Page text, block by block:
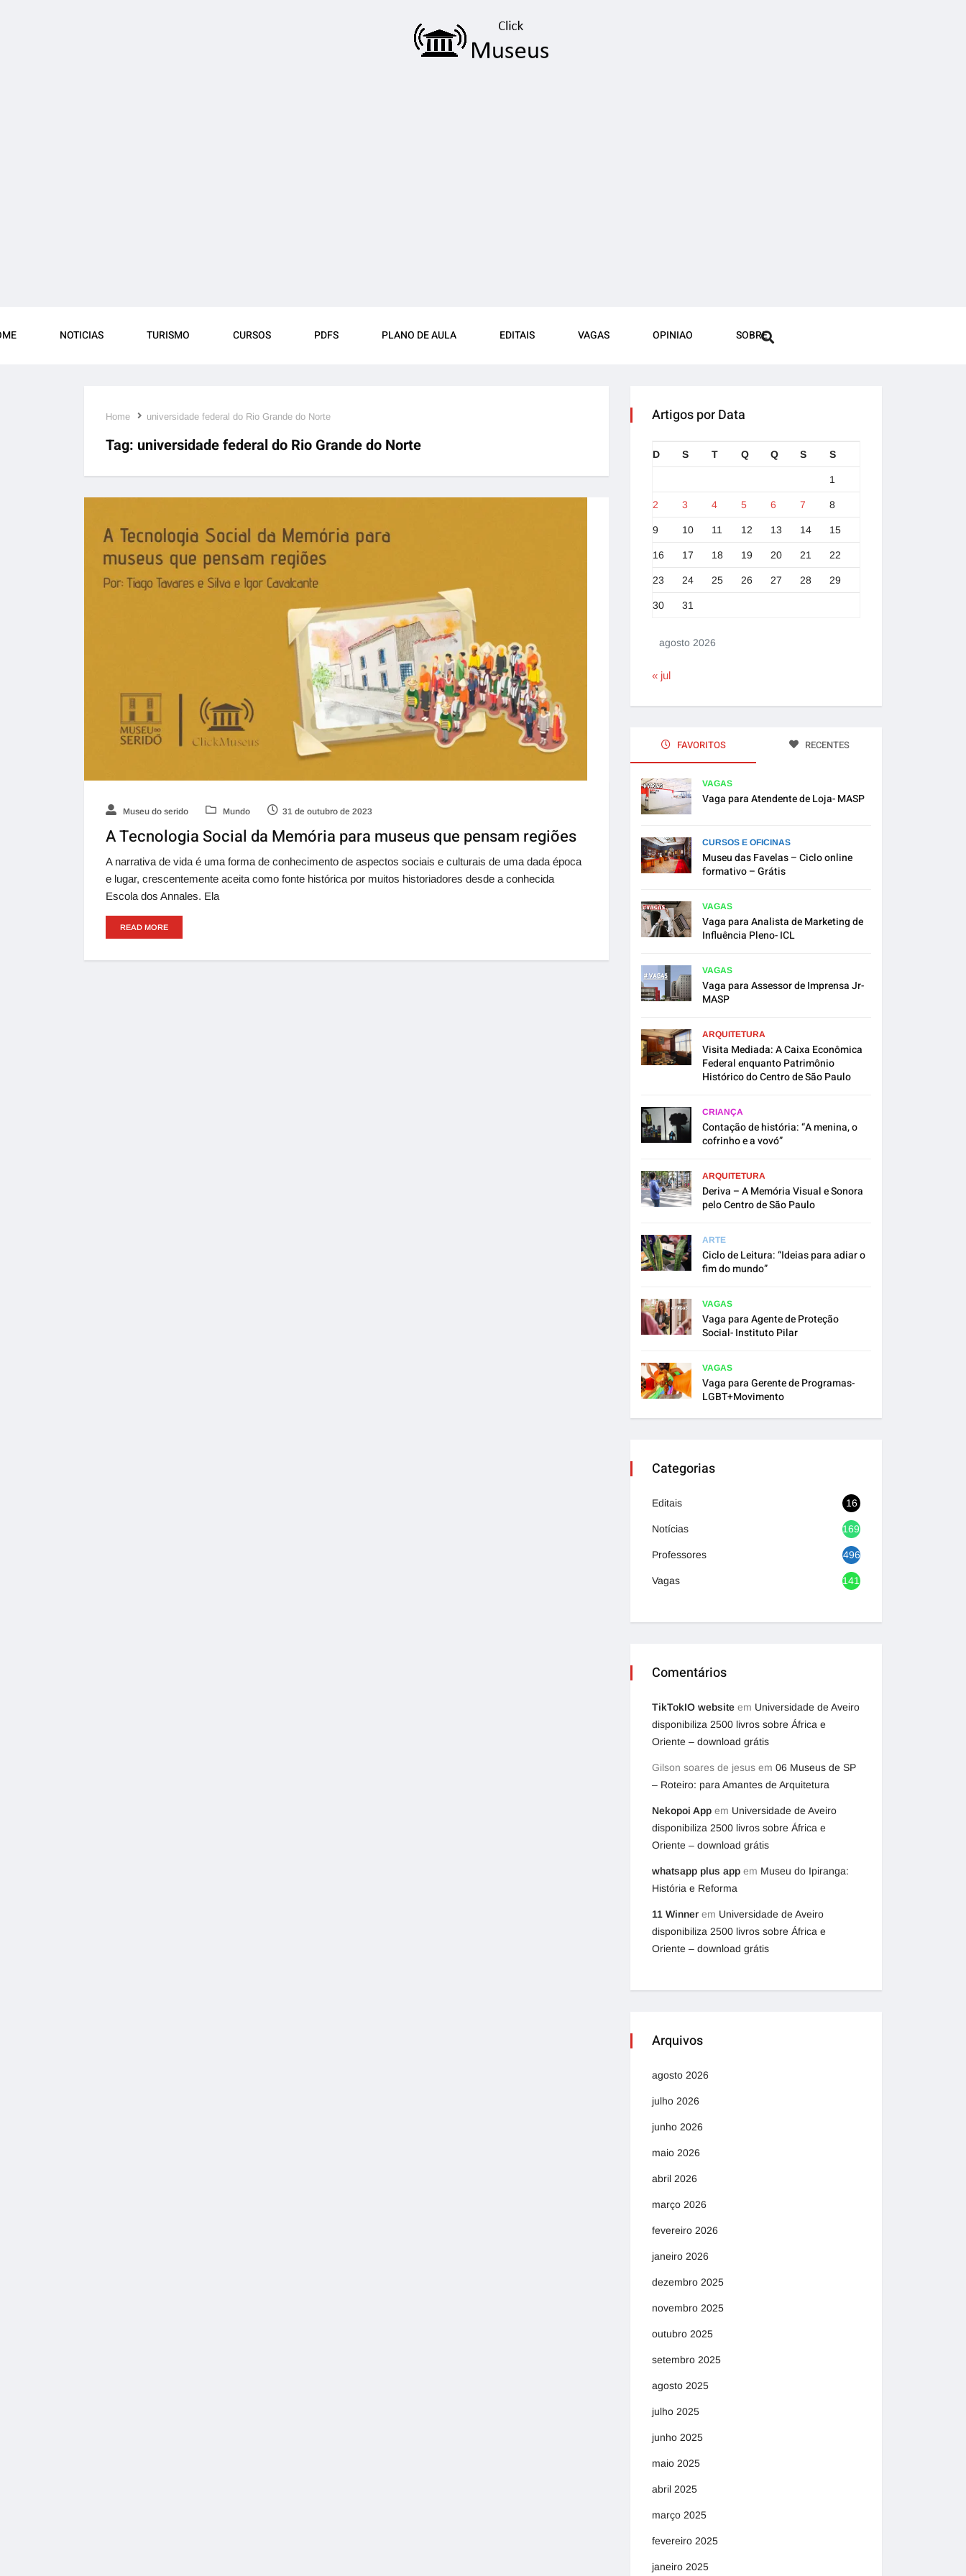
NOTICIAS TURISMO CURSOS PDFS PLANO DE AULA EDITAIS VAGAS OPINIAO SOBRE
Home universidade federal do Rio Grande do Norte
Tag: universidade federal do Rio Grande do Norte
Museu do serido Mundo 31 de outubro de 2023
A Tecnologia Social da Memória para museus que pensam regiões
A narrativa de vida é uma forma de conhecimento de aspectos sociais e culturais de uma dada época
e lugar, crescentemente aceita como fonte histórica por muitos historiadores desde a conhecida
Escola dos Annales. Ela
READ MORE
Artigos por Data
agosto 2026
D S T Q Q S S
1
2 3 4 5 6 7 8
9 10 11 12 13 14 15
16 17 18 19 20 21 22
23 24 25 26 27 28 29
30 31
« jul
FAVORITOS RECENTES
VAGAS
Vaga para Atendente de Loja- MASP
CURSOS E OFICINAS
Museu das Favelas – Ciclo online
formativo – Grátis
VAGAS
Vaga para Analista de Marketing de
Influência Pleno- ICL
VAGAS
Vaga para Assessor de Imprensa Jr-
MASP
ARQUITETURA
Visita Mediada: A Caixa Econômica
Federal enquanto Patrimônio
Histórico do Centro de São Paulo
CRIANÇA
Contação de história: “A menina, o
cofrinho e a vovó”
ARQUITETURA
Deriva – A Memória Visual e Sonora
pelo Centro de São Paulo
ARTE
Ciclo de Leitura: “Ideias para adiar o
fim do mundo”
VAGAS
Vaga para Agente de Proteção
Social- Instituto Pilar
VAGAS
Vaga para Gerente de Programas-
LGBT+Movimento
Categorias
Editais 16
Notícias 1692
Professores 496
Vagas 1417
Comentários
TikTokIO website em Universidade de Aveiro
disponibiliza 2500 livros sobre África e
Oriente – download grátis
Gilson soares de jesus em 06 Museus de SP
– Roteiro: para Amantes de Arquitetura
Nekopoi App em Universidade de Aveiro
disponibiliza 2500 livros sobre África e
Oriente – download grátis
whatsapp plus app em Museu do Ipiranga:
História e Reforma
11 Winner em Universidade de Aveiro
disponibiliza 2500 livros sobre África e
Oriente – download grátis
Arquivos
agosto 2026
julho 2026
junho 2026
maio 2026
abril 2026
março 2026
fevereiro 2026
janeiro 2026
dezembro 2025
novembro 2025
outubro 2025
setembro 2025
agosto 2025
julho 2025
junho 2025
maio 2025
abril 2025
março 2025
fevereiro 2025
janeiro 2025